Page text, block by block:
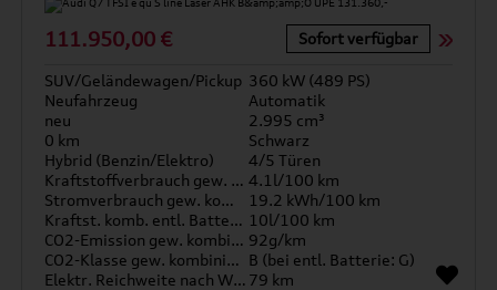
111.950,00 € Sofort verfügbar
SUV/Geländewagen/Pickup 360 kW (489 PS)
Neufahrzeug
Automatik
neu
2.995 cm³
0 km
Schwarz
Hybrid (Benzin/Elektro)
4/5 Türen
Kraftstoffverbrauch gew. kombiniert 4.1l/100 km
Stromverbrauch gew. kombiniert
19.2 kWh/100 km
Kraftst. komb. entl. Batterie 10l/100 km
CO2-Emission gew. kombiniert 92g/km
CO2-Klasse gew. kombiniert B (bei entl. Batterie: G)
Elektr. Reichweite nach WLTP* 79 km